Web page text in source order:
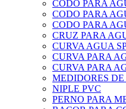
CODO PARA
CODO PARA
CODO PARA
CRUZ PARA
CURVA AGUA
CURVA PARA
CURVA PARA
MEDIDORES
NIPLE PVC
PERNO PARA